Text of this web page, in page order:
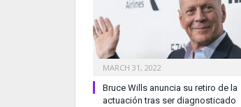
MARCH 31, 2022
Bruce Wills anuncia su retiro de la
actuación tras ser diagnosticado